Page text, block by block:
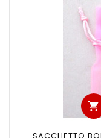
shopping_cart